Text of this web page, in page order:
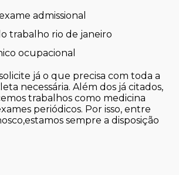
admissional
trabalho rio de janeiro
ocupacional
já o que precisa com toda a
necessária. Além dos já citados,
trabalhos como medicina
periódicos. Por isso, entre
sempre a disposição